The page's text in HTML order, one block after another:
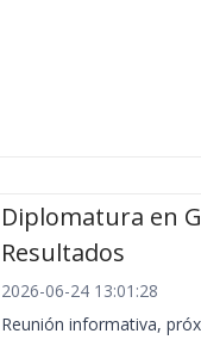
Diplomatura en
Resultados
2026-06-24 13:01:28
Reunión informativa,